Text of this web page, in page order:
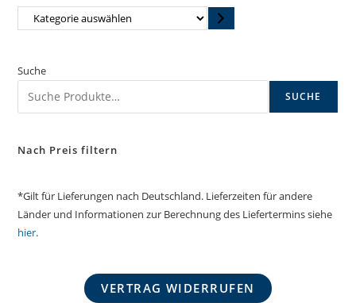
Kategorie
Suche
SUCHE
Nach Preis filtern
*Gilt für Lieferungen nach Deutschland. Lieferzeiten für andere
Länder und Informationen zur Berechnung des Liefertermins siehe
hier.
VERTRAG WIDERRUFEN